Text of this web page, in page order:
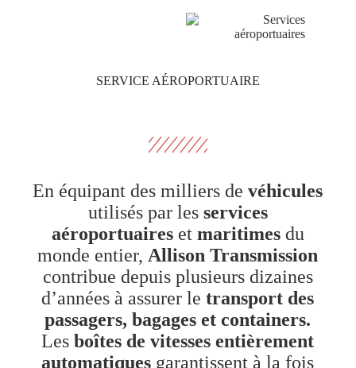
SERVICE AÉROPORTUAIRE
En équipant des milliers devéhicules
utilisés par les services
aéroportuaireset maritimesdu
monde entier, Allison Transmission
contribue depuis plusieurs dizaines
d’années à assurer letransport des
passagers, bagages et containers.
Lesboîtes de vitesses entièrement
automatiques garantissent à la fois